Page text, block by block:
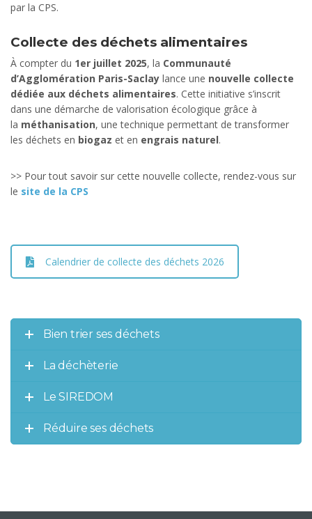
par la CPS.
Collecte des déchets alimentaires
À compter du 1er juillet 2025, la Communauté
d’Agglomération Paris-Saclay lance une nouvelle collecte
dédiée aux déchets alimentaires. Cette initiative s’inscrit
dans une démarche de valorisation écologique grâce à
la méthanisation, une technique permettant de transformer
les déchets en biogaz et en engrais naturel.
>> Pour tout savoir sur cette nouvelle collecte, rendez-vous sur
le site de la CPS
Calendrier de collecte des déchets 2026
Bien trier ses déchets
La déchèterie
Le SIREDOM
Réduire ses déchets